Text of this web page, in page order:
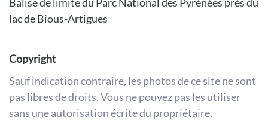
lac de Bious-Artigues
Copyright
Sauf indication contraire, les photos de ce site ne sont
pas libres de droits. Vous ne pouvez pas les utiliser
sans une autorisation écrite du propriétaire.